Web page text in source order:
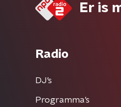
Er is
Radio
DJ’s
Programma's